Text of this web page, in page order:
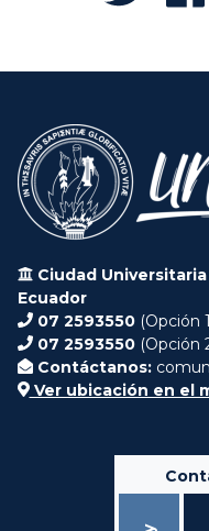
Ciudad
Ecuador
07 2593550 (Opción
07 2593550 (Opción
Contáctanos:
Ver ubicación en el